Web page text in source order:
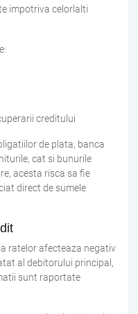
impotriva celorlalti
creditului
de plata, banca
cat si bunurile
acesta risca sa fie
direct de sumele
ratelor afecteaza negativ
al debitorului principal,
sunt raportate